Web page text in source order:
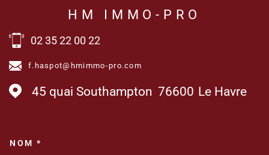
HM IMMO-PRO
02 35 22 00 22
f.haspot@hmimmo-pro.com
45 quai Southampton 76600 Le Havre
NOM *